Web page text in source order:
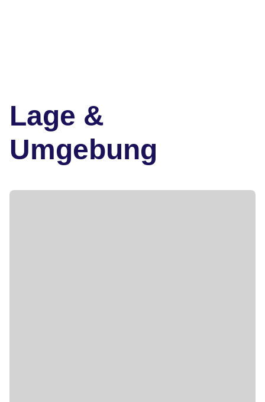
Lage &
Umgebung